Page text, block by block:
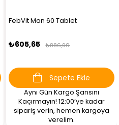
FebVit Man 60 Tablet
₺605,65 ₺886,90
Sepete Ekle
Aynı Gün Kargo Şansını
Kaçırmayın! 12:00’ye kadar
sipariş verin, hemen kargoya
verelim.